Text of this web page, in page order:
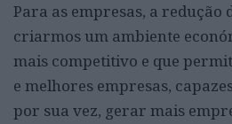
Para as empresas, a redução
criarmos um ambiente
mais competitivo e que
e melhores empresas,
por sua vez, gerar mais